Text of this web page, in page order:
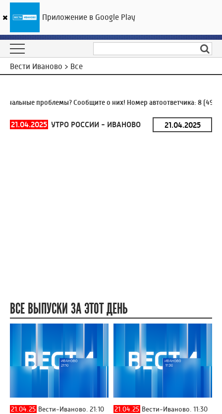
ГТРК «Ивтелерадио»
Вести Иваново > Все
проблемы? Сообщите о них! Номер автоответчика:8 (4932)
21.04.2025 УТРО РОССИИ - ИВАНОВО
ВСЕ ВЫПУСКИ ЗА ЭТОТ ДЕНЬ
21.04.25 Вести-Иваново. 21:10 21.04.25 Вести-Иваново. 11:30
Приложение в Google Play